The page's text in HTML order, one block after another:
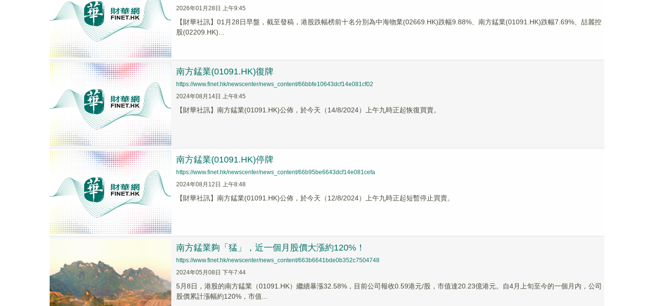
2026年01月28日 上午9:45
【財華社訊】01月28日早盤，截至發稿，港股跌幅榜前十名分別為中海物業(02669.HK)跌幅9.88%、南方錳業(01091.HK)跌幅7.69%、喆麗控
股(02209.HK)...
南方錳業(01091.HK)復牌
https://www.finet.hk/newscenter/news_content/66bbfe10643dcf14e081cf02
2024年08月14日 上午8:45
【財華社訊】南方錳業(01091.HK)公佈，於今天（14/8/2024）上午九時正起恢復買賣。
南方錳業(01091.HK)停牌
https://www.finet.hk/newscenter/news_content/66b95be6643dcf14e081cefa
2024年08月12日 上午8:48
【財華社訊】南方錳業(01091.HK)公佈，於今天（12/8/2024）上午九時正起短暫停止買賣。
南方錳業夠「猛」，近一個月股價大漲約120%！
https://www.finet.hk/newscenter/news_content/663b6641bde0b352c7504748
2024年05月08日 下午7:44
5月8日，港股的南方錳業（01091.HK）繼續暴漲32.58%，目前公司報收0.59港元/股，市值達20.23億港元。自4月上旬至今的一個月内，公司
股價累計漲幅約120%，市值...